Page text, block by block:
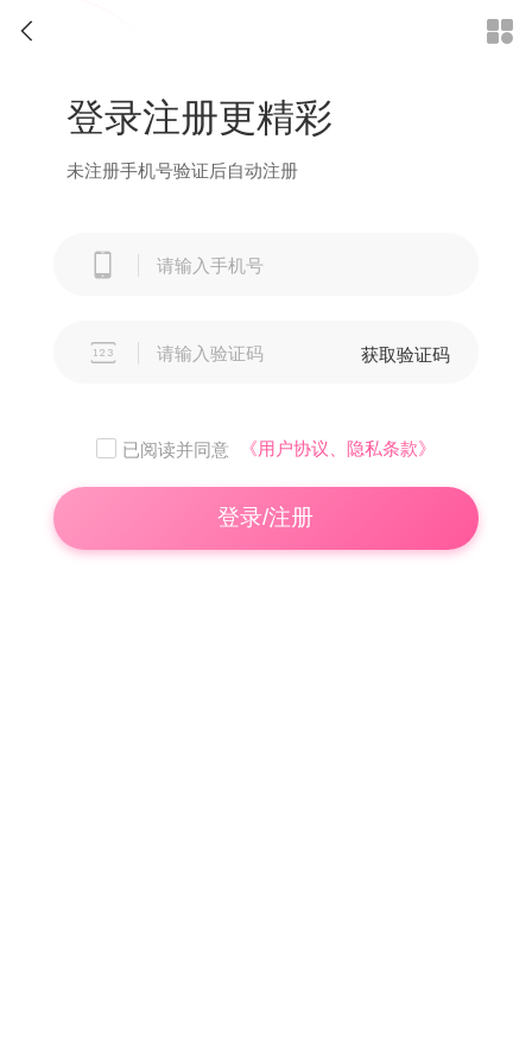

登录注册更精彩
未注册手机号验证后自动注册
 获取验证码
已阅读并同意 《用户协议、隐私条款》
登录/注册
